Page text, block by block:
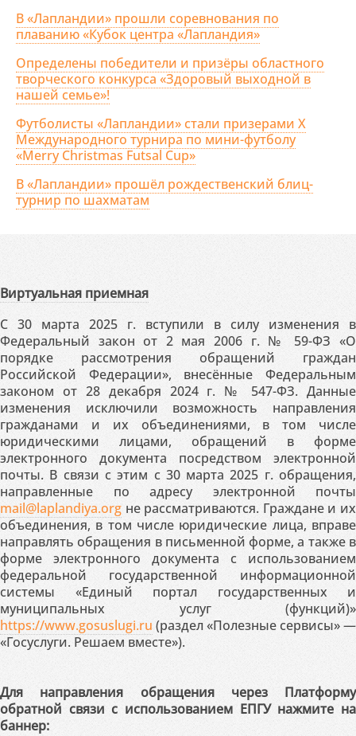
В «Лапландии» прошли соревнования по
плаванию «Кубок центра «Лапландия»
Определены победители и призёры областного
творческого конкурса «Здоровый выходной в
нашей семье»!
Футболисты «Лапландии» стали призерами X
Международного турнира по мини-футболу
«Merry Christmas Futsal Cup»
В «Лапландии» прошёл рождественский блиц-
турнир по шахматам
Виртуальная приемная
С 30 марта 2025 г. вступили в силу изменения в
Федеральный закон от 2 мая 2006 г. № 59-ФЗ «О
порядке рассмотрения обращений граждан
Российской Федерации», внесённые Федеральным
законом от 28 декабря 2024 г. № 547-ФЗ. Данные
изменения исключили возможность направления
гражданами и их объединениями, в том числе
юридическими лицами, обращений в форме
электронного документа посредством электронной
почты. В связи с этим с 30 марта 2025 г. обращения,
направленные по адресу электронной почты
mail@laplandiya.org не рассматриваются. Граждане и их
объединения, в том числе юридические лица, вправе
направлять обращения в письменной форме, а также в
форме электронного документа с использованием
федеральной государственной информационной
системы «Единый портал государственных и
муниципальных услуг (функций)»
https://www.gosuslugi.ru (раздел «Полезные сервисы» —
«Госуслуги. Решаем вместе»).
Для направления обращения через Платформу
обратной связи с использованием ЕПГУ нажмите на
баннер: